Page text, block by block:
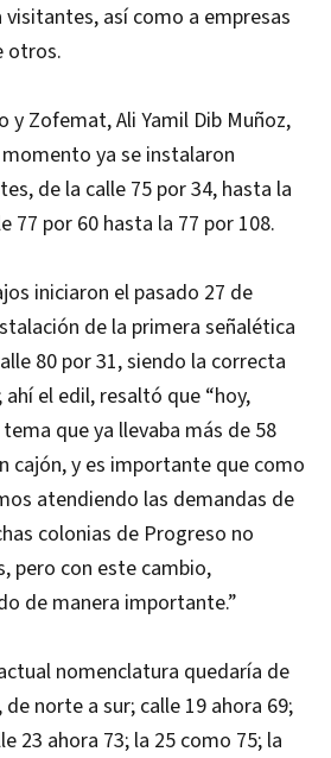
así como a empresas
otros.
y Zofemat, Ali Yamil Dib Muñoz,
ya se instalaron
de la calle 75 por 34, hasta la
77 por 60 hasta la 77 por 108.
iniciaron el pasado 27 de
de la primera señalética
80 por 31, siendo la correcta
el edil, resaltó que “hoy,
que ya llevaba más de 58
cajón, y es importante que como
atendiendo las demandas de
colonias de Progreso no
pero con este cambio,
de manera importante.”
nomenclatura quedaría de
norte a sur; calle 19 ahora 69;
23 ahora 73; la 25 como 75; la